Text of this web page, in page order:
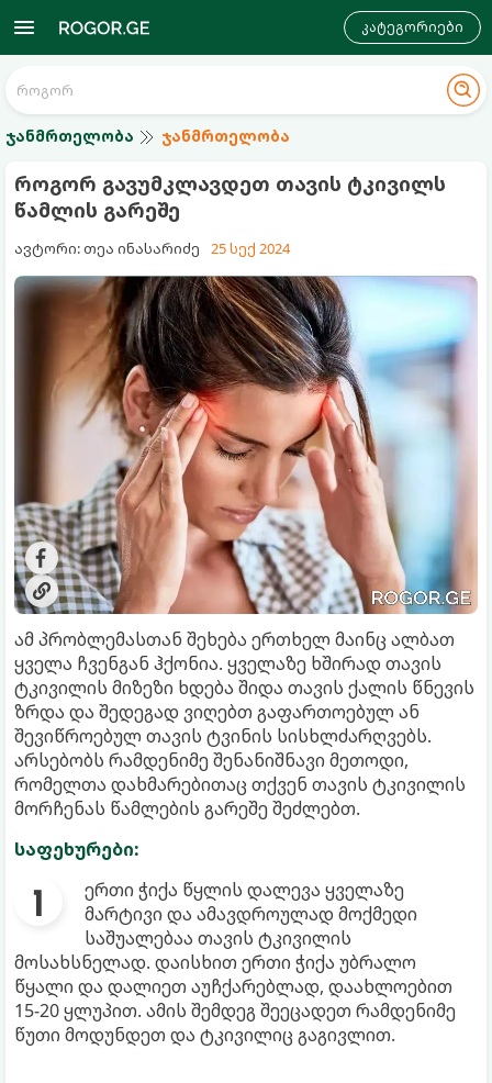
კატეგორიები
ჯანმრთელობა ჯანმრთელობა
როგორ გავუმკლავდეთ თავის ტკივილს
წამლის გარეშე
ავტორი: თეა ინასარიძე 25 სექ 2024
ამ პრობლემასთან შეხება ერთხელ მაინც ალბათ
ყველა ჩვენგან ჰქონია. ყველაზე ხშირად თავის
ტკივილის მიზეზი ხდება შიდა თავის ქალის წნევის
ზრდა და შედეგად ვიღებთ გაფართოებულ ან
შევიწროებულ თავის ტვინის სისხლძარღვებს.
არსებობს რამდენიმე შენანიშნავი მეთოდი,
რომელთა დახმარებითაც თქვენ თავის ტკივილის
მორჩენას წამლების გარეშე შეძლებთ.
საფეხურები:
ერთი ჭიქა წყლის დალევა ყველაზე
მარტივი და ამავდროულად მოქმედი
საშუალებაა თავის ტკივილის
მოსახსნელად. დაისხით ერთი ჭიქა უბრალო
წყალი და დალიეთ აუჩქარებლად, დაახლოებით
15-20 ყლუპით. ამის შემდეგ შეეცადეთ რამდენიმე
წუთი მოდუნდეთ და ტკივილიც გაგივლით.